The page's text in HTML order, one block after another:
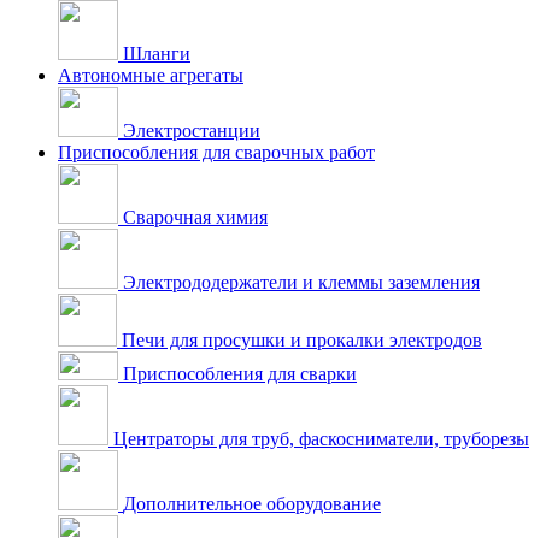
Шланги
Автономные агрегаты
Электростанции
Приспособления для сварочных работ
Сварочная химия
Электрододержатели и клеммы заземления
Печи для просушки и прокалки электродов
Приспособления для сварки
Центраторы для труб, фаскосниматели, труборезы
Дополнительное оборудование